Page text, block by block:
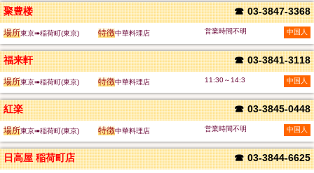
聚豊楼 ☎ 03-3847-3368
場所東京➠稲荷町(東京) 特徴中華料理店 営業時間不明 中国人
福来軒 ☎ 03-3841-3118
場所東京➠稲荷町(東京) 特徴中華料理店 11:30～14:3 中国人
紅楽 ☎ 03-3845-0448
場所東京➠稲荷町(東京) 特徴中華料理店 営業時間不明 中国人
日高屋 稲荷町店 ☎ 03-3844-6625